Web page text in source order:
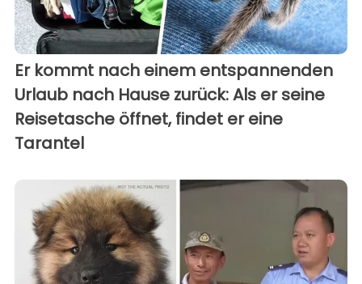
Er kommt nach einem entspannenden
Urlaub nach Hause zurück: Als er seine
Reisetasche öffnet, findet er eine
Tarantel